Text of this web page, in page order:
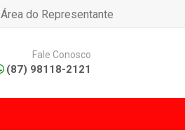
Área do Representante
Fale Conosco
(87) 98118-2121